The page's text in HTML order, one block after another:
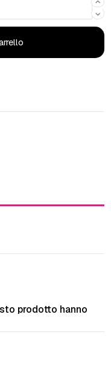
prodotto hanno